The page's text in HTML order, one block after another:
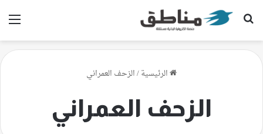
بحث عن
الرئيسية/الزحف العمراني
الزحف العمراني